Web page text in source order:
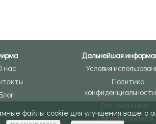
файлы cookie для улучшения вашего
нас
Блог
Дальнейшая
Условия
Политика
конфиденциальности
Для заказчика
Для исполнителя